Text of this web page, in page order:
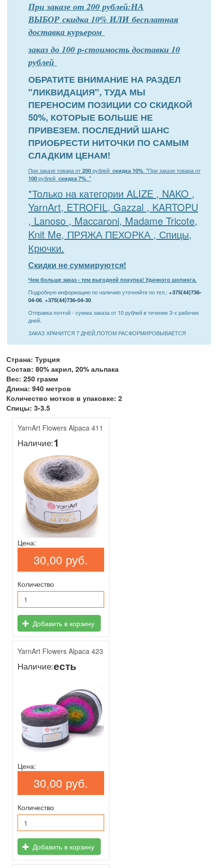
При заказе от 200 рублей:НА
ВЫБОР скидка 10% ИЛИ бесплатная
доставка курьером
заказ до 100 р-стоимость доставки 10
рублей
ОБРАТИТЕ ВНИМАНИЕ НА РАЗДЕЛ
"ЛИКВИДАЦИЯ", ТУДА МЫ
ПЕРЕНОСИМ ПОЗИЦИИ СО СКИДКОЙ
50%, КОТОРЫЕ БОЛЬШЕ НЕ
ПРИВЕЗЕМ. ПОСЛЕДНИЙ ШАНС
ПРИОБРЕСТИ НИТОЧКИ ПО САМЫМ
СЛАДКИМ ЦЕНАМ!
При заказе товара от200рублей скидка 10%. *При заказе товара от
100рублей скидка 7%. *
*Только на категории ALIZE , NAKO ,
YarnArt, ETROFIL, Gazzal , KARTOPU
, Lanoso , Maccaroni, Madame Tricote,
Knit Me, ПРЯЖА ПЕХОРКА , Спицы,
Крючки.
Скидки не суммируются!
Чем больше заказ - тем выгодней покупка! Удачного шопинга.
Подробную информацию по наличию уточняйте по тел.: +375(44)736-
04-06, +375(44)736-04-30.
Отправка почтой - сумма заказа от 10 рублей в течение 3-х рабочих
дней.
ЗАКАЗ ХРАНИТСЯ 7 ДНЕЙ,ПОТОМ РАСФОРМИРОВЫВАЕТСЯ
Страна: Турция
Состав: 80% акрил, 20% альпака
Вес: 250 грамм
Длина: 940 метров
Количество мотков в упаковке: 2
Спицы: 3-3.5
YarnArt Flowers Alpaca 411
Наличие:1
Цена:
30,00 руб.
Количество
Добавить в корзину
YarnArt Flowers Alpaca 423
Наличие:есть
Цена:
30,00 руб.
Количество
Добавить в корзину